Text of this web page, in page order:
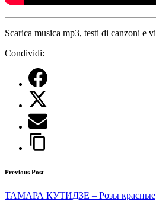
Scarica musica mp3, testi di canzoni e
Condividi:
Post
navigation
Previous Post
ТАМАРА КУТИДЗЕ – Розы красные